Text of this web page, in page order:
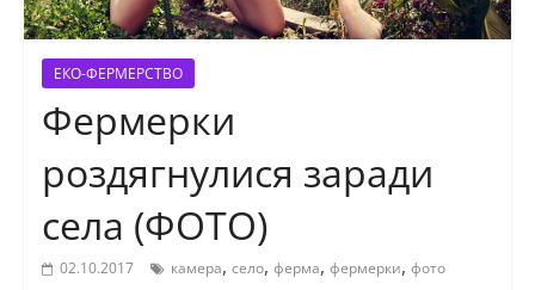
ЕКО-ФЕРМЕРСТВО
Фермерки
роздягнулися заради
села (ФОТО)
02.10.2017 камера, село, ферма, фермерки, фото